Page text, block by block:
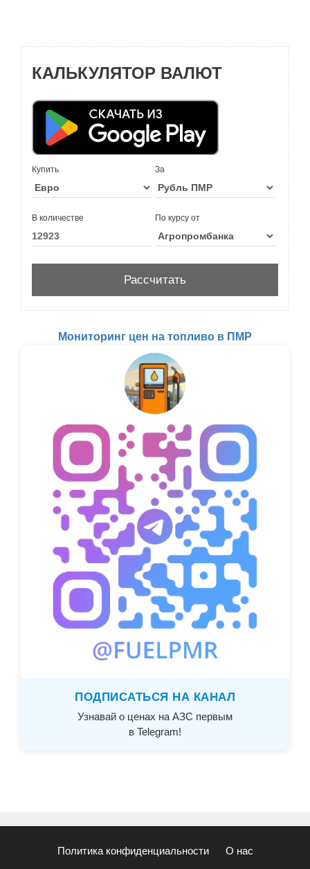
КАЛЬКУЛЯТОР ВАЛЮТ
Купить За
В количестве По курсу от
Мониторинг цен на топливо в ПМР
ПОДПИСАТЬСЯ НА КАНАЛ
Узнавай о ценах на АЗС первым
в Telegram!
Политика конфиденциальности О нас